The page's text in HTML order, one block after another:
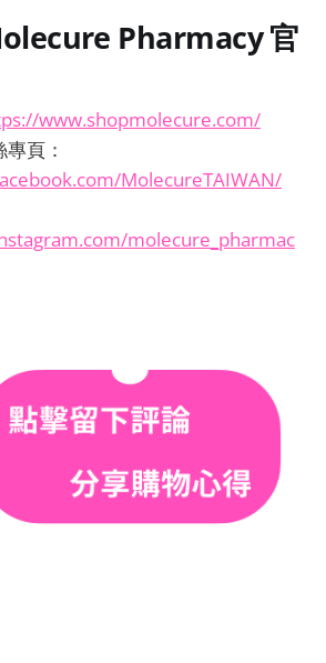
Pharmacy 官
www.shopmolecure.com/
頁：
MolecureTAIWAN/
molecure_pharmac